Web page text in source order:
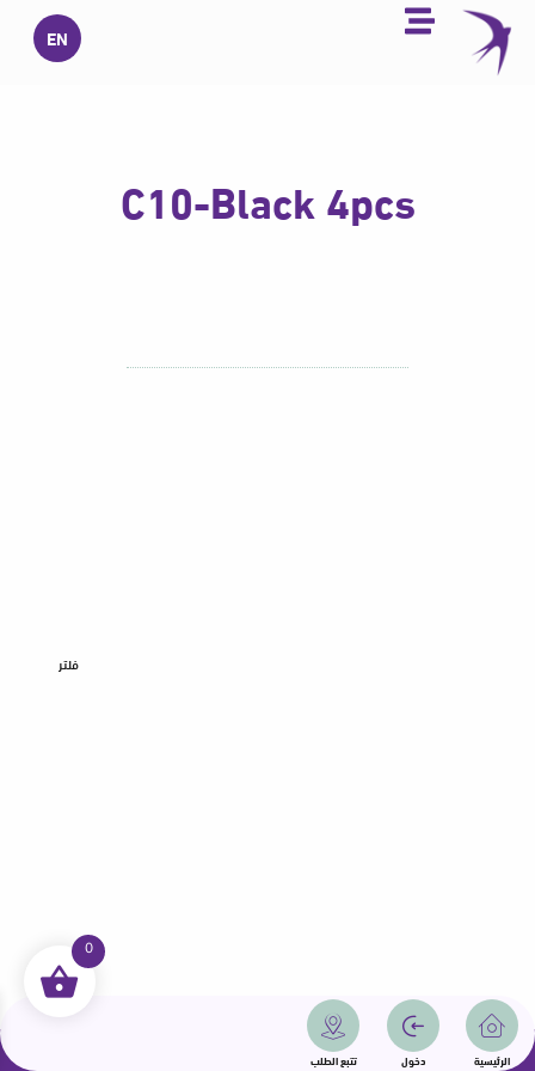
تخطي
المحتوى
EN
الرئيسية دخول تتبع الطلب
C10-Black 4pcs
فلتر
جميع الحقوق محفوظة | سمامة 2025 | دولة قطر
0